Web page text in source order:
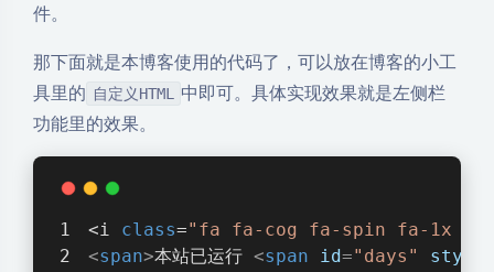
件。
那下面就是本博客使用的代码了，可以放在博客的小工
具里的 自定义HTML 中即可。具体实现效果就是左侧栏
功能里的效果。
<i class="fa fa-cog fa-spin fa-1x
<span>本站已运行 <span id="days" style